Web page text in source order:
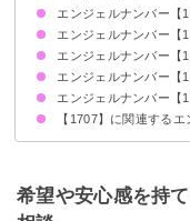
片思いしている時
復縁したい時
エンジェルナンバー【
2人の関係は新しいス
サイレント期間の場合
エンジェルナンバー【
エンジェルナンバー【
エンジェルナンバー【
積極的にやりたいこ
新しい人と交流する
アファメーションを
エンジェルナンバー【
新しいパートナーと出
仕事の幅が広がった
充実した日々を手に入
【1707】に関連する
エンジェルナンバー
エンジェルナンバー
エンジェルナンバー
エンジェルナンバー
希望や安心感を持